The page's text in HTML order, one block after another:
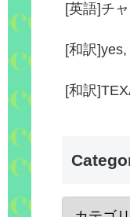
[英語]チ
[和訳
[和訳